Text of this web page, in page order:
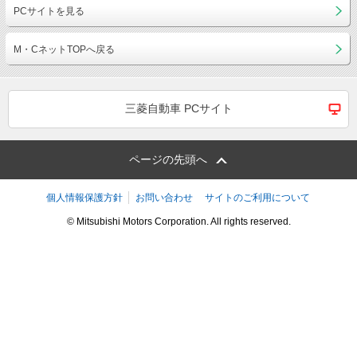
PCサイトを見る
M・CネットTOPへ戻る
三菱自動車 PCサイト
ページの先頭へ
個人情報保護方針 お問い合わせ サイトのご利用について
© Mitsubishi Motors Corporation. All rights reserved.